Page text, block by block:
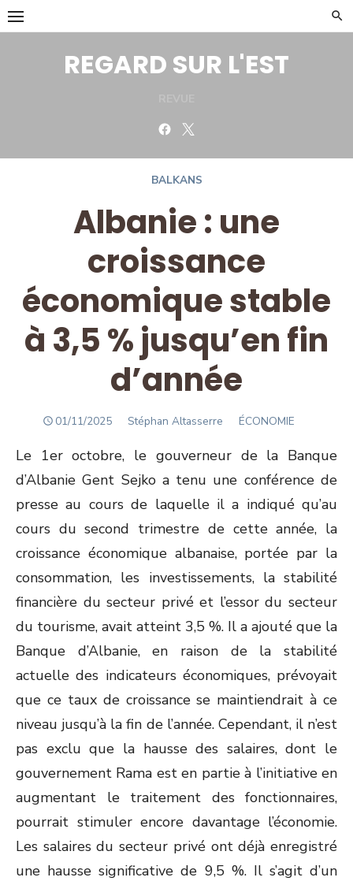
Skip
to
REGARD SUR L'EST
Facebook
BALKANS
Albanie : une
croissance
économique stable
à 3,5 % jusqu’en fin
d’année
POSTED
01/11/2025 Author
Stéphan Altasserre ÉCONOMIE
Le 1eroctobre, le gouverneur de la Banque
d’Albanie Gent Sejko a tenu une conférence de
presse au cours de laquelle il a indiqué qu’au
cours du second trimestre de cette année, la
croissance économique albanaise, portée par la
consommation, les investissements, la stabilité
financière du secteur privé et l’essor du secteur
du tourisme, avait atteint 3,5 %. Il a ajouté que la
Banque d’Albanie, en raison de la stabilité
actuelle des indicateurs économiques, prévoyait
que ce taux de croissance se maintiendrait à ce
niveau jusqu’à la fin de l’année. Cependant, il n’est
pas exclu que la hausse des salaires, dont le
gouvernement Rama est en partie à l’initiative en
augmentant le traitement des fonctionnaires,
pourrait stimuler encore davantage l’économie.
Les salaires du secteur privé ont déjà enregistré
une hausse significative de 9,5 %. Il s’agit d’un